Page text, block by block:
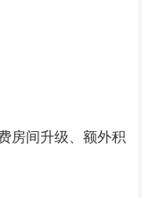
房间升级、额外积